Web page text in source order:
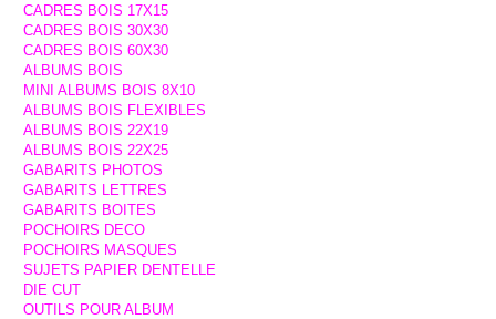
CADRES BOIS 17X15
CADRES BOIS 30X30
CADRES BOIS 60X30
ALBUMS BOIS
MINI ALBUMS BOIS 8X10
ALBUMS BOIS FLEXIBLES
ALBUMS BOIS 22X19
ALBUMS BOIS 22X25
GABARITS PHOTOS
GABARITS LETTRES
GABARITS BOITES
POCHOIRS DECO
POCHOIRS MASQUES
SUJETS PAPIER DENTELLE
DIE CUT
OUTILS POUR ALBUM